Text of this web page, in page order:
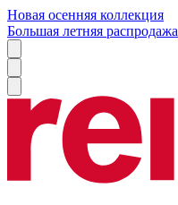
Новая осенняя коллекция
Большая летняя распродажа